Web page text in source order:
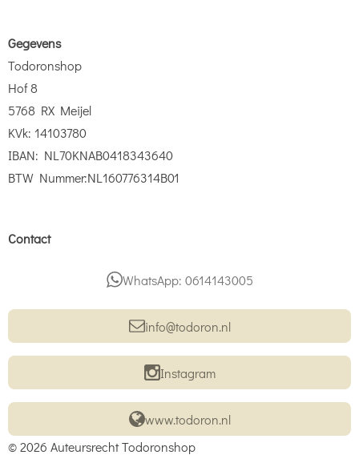
Gegevens
Todoronshop
Hof 8
5768 RX Meijel
KVk: 14103780
IBAN: NL70KNAB0418343640
BTW Nummer:NL160776314B01
Contact
WhatsApp: 0614143005
info@todoron.nl
Instagram
www.todoron.nl
© 2026 Auteursrecht Todoronshop